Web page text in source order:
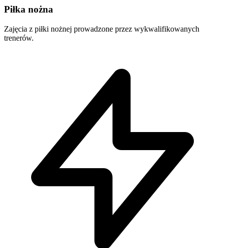
Piłka nożna
Zajęcia z piłki nożnej prowadzone przez wykwalifikowanych
trenerów.